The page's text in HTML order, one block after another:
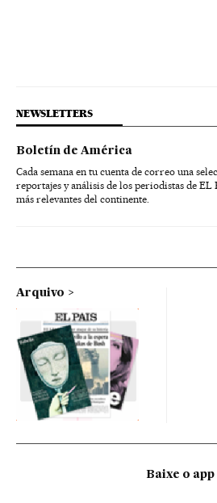
NEWSLETTERS
Boletín de América
Cada semana en tu cuenta de correo una
reportajes y análisis de los periodistas de EL
más relevantes del continente.
Arquivo
Baixe o app